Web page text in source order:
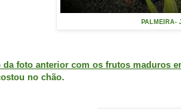
PALMEIRA-
da foto anterior com os frutos maduros
no chão.